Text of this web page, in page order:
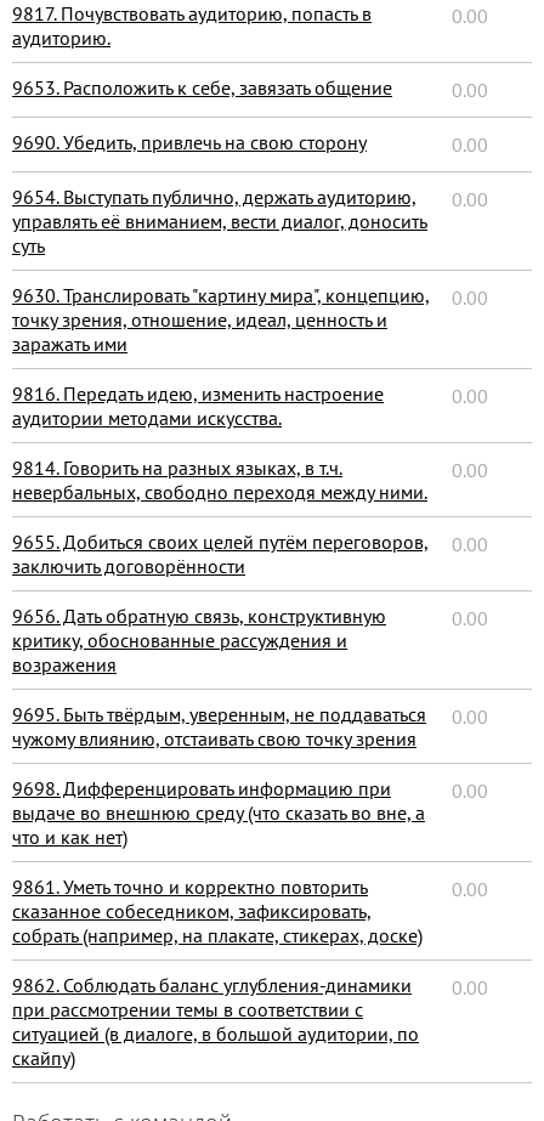
9817. Почувствовать аудиторию, попасть в
аудиторию.
0.00
9653. Расположить к себе, завязать общение 0.00
9690. Убедить, привлечь на свою сторону 0.00
9654. Выступать публично, держать аудиторию,
управлять её вниманием, вести диалог, доносить
суть
0.00
9630. Транслировать "картину мира", концепцию,
точку зрения, отношение, идеал, ценность и
заражать ими
0.00
9816. Передать идею, изменить настроение
аудитории методами искусства.
0.00
9814. Говорить на разных языках, в т.ч.
невербальных, свободно переходя между ними.
0.00
9655. Добиться своих целей путём переговоров,
заключить договорённости
0.00
9656. Дать обратную связь, конструктивную
критику, обоснованные рассуждения и
возражения
0.00
9695. Быть твёрдым, уверенным, не поддаваться
чужому влиянию, отстаивать свою точку зрения
0.00
9698. Дифференцировать информацию при
выдаче во внешнюю среду (что сказать во вне, а
что и как нет)
0.00
9861. Уметь точно и корректно повторить
сказанное собеседником, зафиксировать,
собрать (например, на плакате, стикерах, доске)
0.00
9862. Соблюдать баланс углубления-динамики
при рассмотрении темы в соответствии с
ситуацией (в диалоге, в большой аудитории, по
скайпу)
0.00